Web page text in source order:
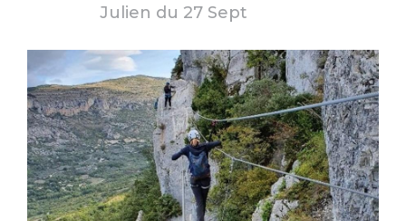
Julien du 27 Sept